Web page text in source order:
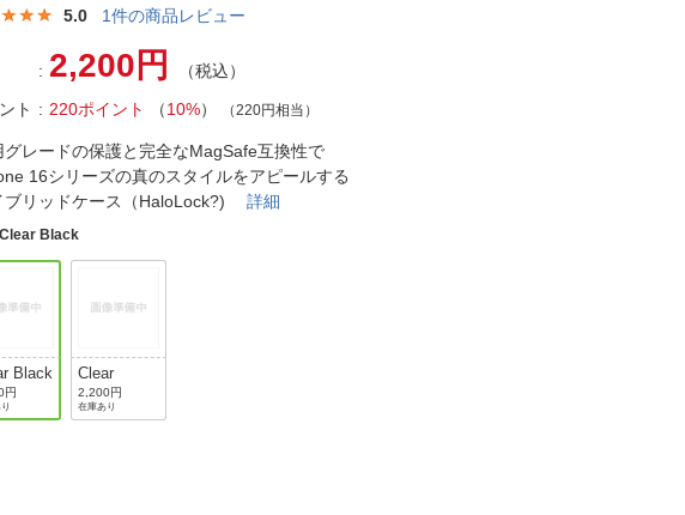
お客様サポート
ご利用ガイド
よくある質問・お問合せ
ご利用規約
5.0 1件の商品レビュー
2,200円
（税込）
ト
220ポイント （10%） （220円相当）
グレードの保護と完全なMagSafe互換性で
16シリーズの真のスタイルをアピールする
ブリッドケース（HaloLock?)詳細
Clear Black
Black
円
Clear
2,200円
在庫あり